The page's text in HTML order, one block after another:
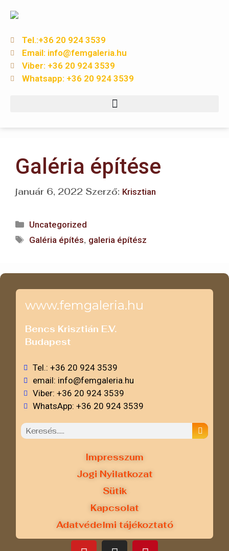
Tel.:+36 20 924 3539
Email: info@femgaleria.hu
Viber: +36 20 924 3539
Whatsapp: +36 20 924 3539
Galéria építése
január 6, 2022 Szerző: Krisztian
Uncategorized
Galéria építés, galeria építész
www.femgaleria.hu
Bencs Krisztián E.V.
Budapest
Tel.: +36 20 924 3539
email: info@femgaleria.hu
Viber: +36 20 924 3539
WhatsApp: +36 20 924 3539
Impresszum
Jogi Nyilatkozat
Sütik
Kapcsolat
Adatvédelmi tájékoztató